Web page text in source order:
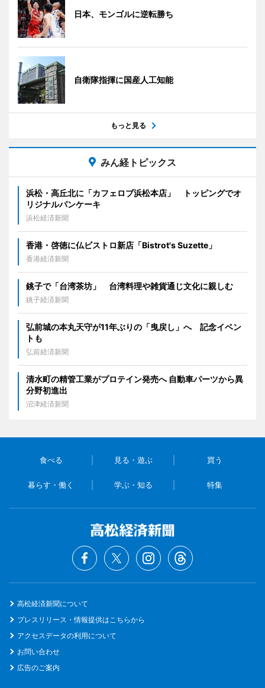
日本、モンゴルに逆転勝ち
自衛隊指揮に国産人工知能
もっと見る
みん経トピックス
浜松・高丘北に「カフェロブ浜松本店」 トッピングでオ
リジナルパンケーキ
浜松経済新聞
香港・啓徳に仏ビストロ新店「Bistrot's Suzette」
香港経済新聞
銚子で「台湾茶坊」 台湾料理や雑貨通じ文化に親しむ
銚子経済新聞
弘前城の本丸天守が11年ぶりの「曳戻し」へ 記念イベン
トも
弘前経済新聞
清水町の精管工業がプロテイン発売へ 自動車パーツから異
分野初進出
沼津経済新聞
食べる 見る・遊ぶ 買う
暮らす・働く 学ぶ・知る 特集
高松経済新聞について
プレスリリース・情報提供はこちらから
アクセスデータの利用について
お問い合わせ
広告のご案内